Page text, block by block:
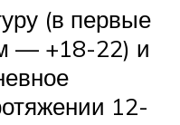
(в первые
— +18-22) и
12-